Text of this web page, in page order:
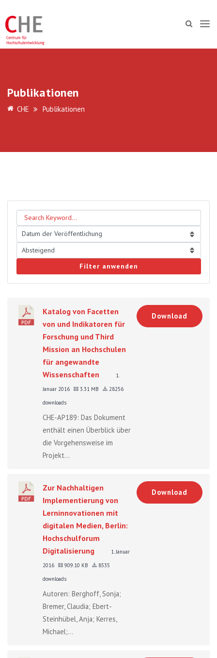
Publikationen
CHE Publikationen
Filter anwenden
Katalog von Facetten
von und Indikatoren für
Forschung und Third
Mission an Hochschulen
für angewandte
Wissenschaften
1.
Januar 2016
3.31 MB
28256
downloads
CHE-AP189: Das Dokument
enthält einen Überblick über
die Vorgehensweise im
Projekt...
Download
Zur Nachhaltigen
Implementierung von
Lerninnovationen mit
digitalen Medien, Berlin:
Hochschulforum
Digitalisierung
1. Januar
2016
909.10 KB
8535
downloads
Autoren: Berghoff, Sonja;
Bremer, Claudia; Ebert-
Steinhübel, Anja; Kerres,
Michael;...
Download